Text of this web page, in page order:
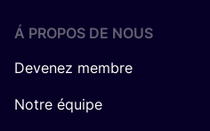
Á PROPOS DE NOUS
Devenez membre
Notre équipe